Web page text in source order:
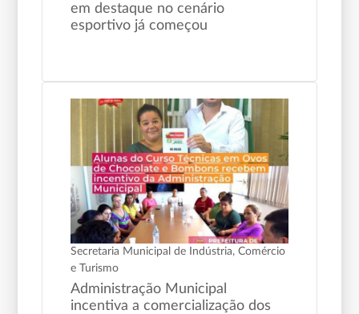
em destaque no cenário
esportivo já começou
Secretaria Municipal de Indústria, Comércio
e Turismo
Administração Municipal
incentiva a comercialização dos